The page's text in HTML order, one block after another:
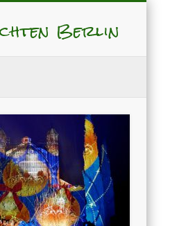
Berlin